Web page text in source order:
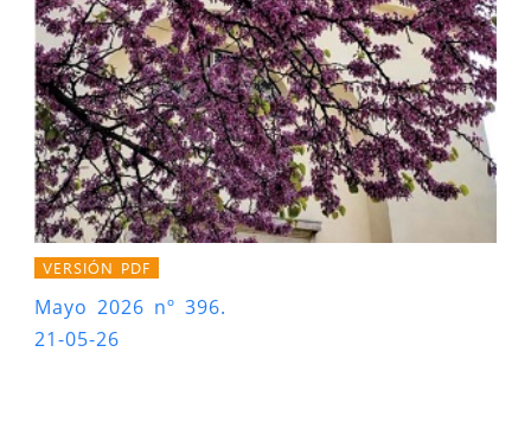
VERSIÓN PDF
Mayo 2026 nº 396.
21-05-26